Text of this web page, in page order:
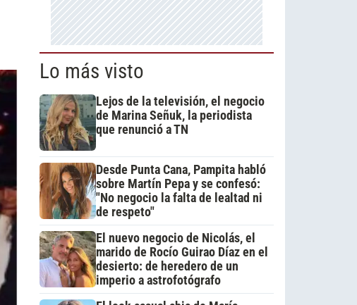
Lo más visto
Lejos de la televisión, el negocio
de Marina Señuk, la periodista
que renunció a TN
Desde Punta Cana, Pampita habló
sobre Martín Pepa y se confesó:
"No negocio la falta de lealtad ni
de respeto"
El nuevo negocio de Nicolás, el
marido de Rocío Guirao Díaz en el
desierto: de heredero de un
imperio a astrofotógrafo